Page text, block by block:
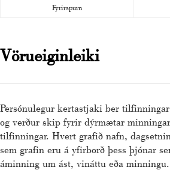
Fyrirspurn
Vörueiginleiki
Persónulegur kertastjaki ber
og verður skip fyrir dýrmætar
tilfinningar. Hvert grafið nafn,
sem grafin eru á yfirborð þess þjónar
áminning um ást, vináttu eða minningu.